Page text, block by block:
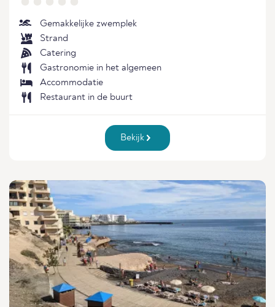
Gemakkelijke zwemplek
Strand
Catering
Gastronomie in het algemeen
Accommodatie
Restaurant in de buurt
Bekijk